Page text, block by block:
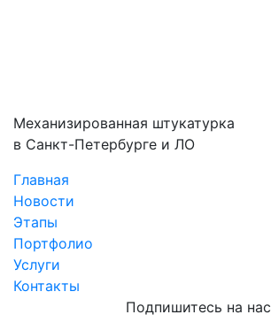
Механизированная штукатурка
в Санкт-Петербурге и ЛО
Главная
Новости
Этапы
Портфолио
Услуги
Контакты
Подпишитесь на нас